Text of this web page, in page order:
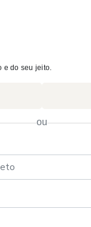
e do seu jeito.
ou